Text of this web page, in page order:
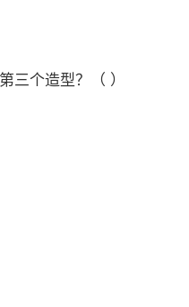
三个造型？（ ）